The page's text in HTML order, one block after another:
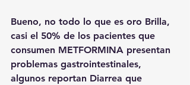
Bueno, no todo lo que es oro Brilla,
casi el 50% de los pacientes que
consumen METFORMINA presentan
problemas gastrointestinales,
algunos reportan Diarrea que